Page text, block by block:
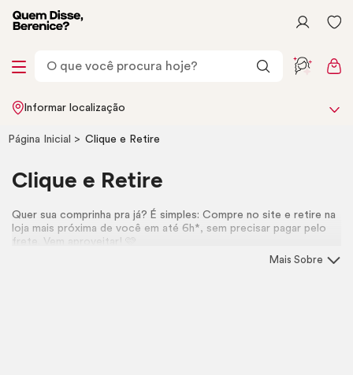
Informar localização
Página Inicial Clique e Retire
Clique e Retire
Quer sua comprinha pra já? É simples: Compre no site e retire na
loja mais próxima de você em até 6h*, sem precisar pagar pelo
frete. Vem aproveitar! 🩷
Mais Sobre